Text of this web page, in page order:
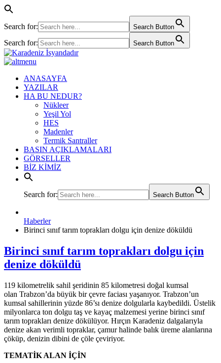
Search for: Search Button
Search for: Search Button
ANASAYFA
YAZILAR
HA BU NEDUR?
Nükleer
Yeşil Yol
HES
Madenler
Termik Santraller
BASIN AÇIKLAMALARI
GÖRSELLER
BİZ KİMİZ
Search for: Search Button
Haberler
Birinci sınıf tarım toprakları dolgu için denize döküldü
Birinci sınıf tarım toprakları dolgu için
denize döküldü
119 kilometrelik sahil şeridinin 85 kilometresi doğal kumsal
olan Trabzon’da büyük bir çevre faciası yaşanıyor. Trabzon’un
kumsal sahillerinin yüzde 86’sı denize dolgularla kaybedildi. Üstelik
milyonlarca ton dolgu taş ve kayaç malzemesi yerine birinci sınıf
tarım toprakları denize dökülüyor. Hırçın Karadeniz dalgalarıyla
denize akan verimli topraklar, çamur halinde balık üreme alanlarına
çöküp, denizin dibini de çöle çeviriyor.
TEMATİK ALAN İÇİN